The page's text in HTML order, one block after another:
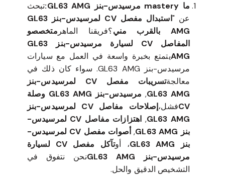
ما mastery مرسيدس-بنز GL63 AMG:
تبحث
عن "
استبدال مفصل CV لمرسيدس-بنز GL63
AMG بالقرب مني
؟فريقنا الماهر متخصصو
المفاصل CV لسيارة مرسيدس-بنز GL63
AMGيتمتع بخبرة واسعة في العمل مع سيارات
مرسيدس-بنز GL63 AMG. سواء كان ذلك في
معالجة
تسريبات مفصل CV لمرسيدس-بنز
GL63 AMG
,
مرسيدس-بنز GL63 AMG وصلة
CVفشل،
إصلاحات مفاصل CV لمرسيدس-بنز
GL63 AMG
,
اهتزازات مفاصل CV لمرسيدس-
بنز GL63 AMG
,
أصوات مفصل CV لمرسيدس-
بنز GL63 AMG
، أو
تآكل مفصل CV لسيارة
مرسيدس-بنز GL63 AMG
نحن نتفوق في
التشخيص الدقيق والحل.